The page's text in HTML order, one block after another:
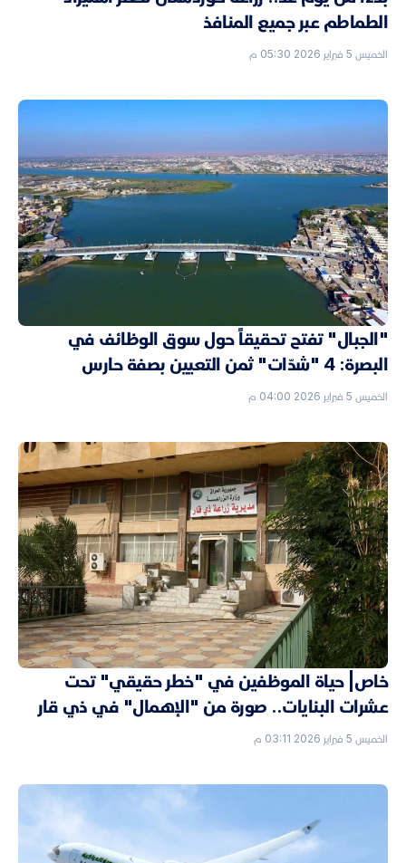
الطماطم عبر جميع المنافذ
الخميس 5 فبراير 2026 05:30 م
"الجبال" تفتح تحقيقاً حول سوق الوظائف في
البصرة: 4 "شدّات" ثمن التعيين بصفة حارس
الخميس 5 فبراير 2026 04:00 م
خاص| حياة الموظفين في "خطر حقيقي" تحت
عشرات البنايات.. صورة من "الإهمال" في ذي قار
الخميس 5 فبراير 2026 03:11 م